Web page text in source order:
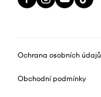
Ochrana osobních údajů
Obchodní podmínky